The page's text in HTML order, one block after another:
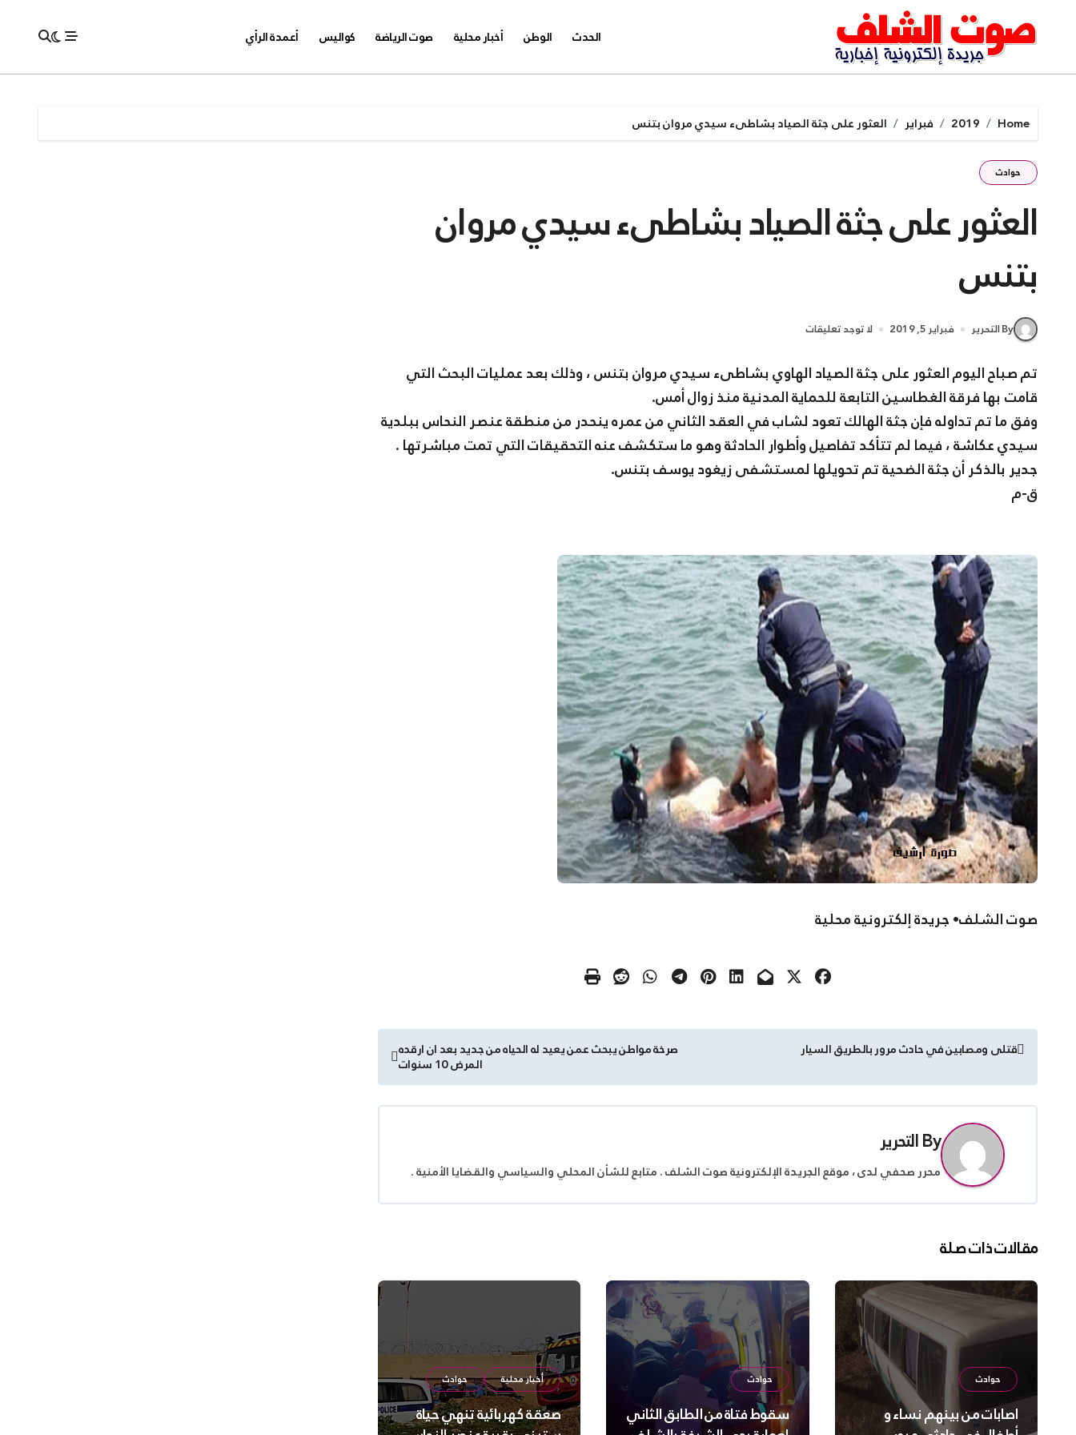
content
الحدث الوطن أخبار محلية صوت الرياضة كواليس أعمدة الرأي
Home
2019 فبراير العثور على جثة الصياد بشاطىء سيدي مروان بتنس
حوادث
العثور على جثة الصياد بشاطىء سيدي مروان
بتنس
By التحرير فبراير 5, 2019 لا توجد تعليقات
تم صباح اليوم العثور على جثة الصياد الهاوي بشاطىء سيدي مروان بتنس ، وذلك بعد عمليات البحث التي
قامت بها فرقة الغطاسين التابعة للحماية المدنية منذ زوال أمس.
وفق ما تم تداوله فإن جثة الهالك تعود لشاب في العقد الثاني من عمره ينحدر من منطقة عنصر النحاس ببلدية
سيدي عكاشة ، فيما لم تتأكد تفاصيل وأطوار الحادثة وهو ما ستكشف عنه التحقيقات التي تمت مباشرتها .
جدير بالذكر أن جثة الضحية تم تحويلها لمستشفى زيغود يوسف بتنس.
ق-م
صوت الشلف• جريدة إلكترونية محلية
تصفّح
المقالات
قتلى ومصابين في حادث مرور بالطريق السيار صرخة مواطن يبحث عمن يعيد له الحياه من جديد بعد ان ارقده
المرض 10 سنوات
Byالتحرير
محرر صحفي لدى ، موقع الجريدة الإلكترونية صوت الشلف . متابع للشأن المحلي والسياسي والقضايا الأمنية .
مقالات ذات صلة
حوادث
اصابات من بينهم نساء و
حوادث
سقوط فتاة من الطابق الثاني
أخبار محلية حوادث
صعقة كهربائية تنهي حياة